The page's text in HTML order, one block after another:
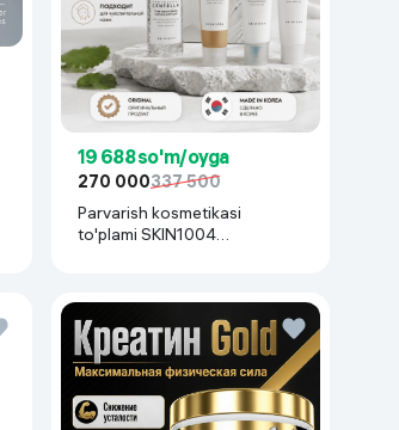
19 688 so'm/oyga
270 000337 500
Parvarish kosmetikasi
to'plami SKIN1004